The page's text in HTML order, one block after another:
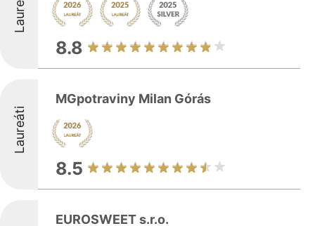
8.8
Laureáti
MGpotraviny Milan Górás
8.5
EUROSWEET s.r.o.